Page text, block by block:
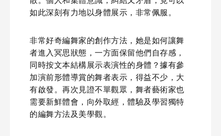
如此深刻有力地以身體展示，非常佩服。
非常好奇編舞家的創作方法，她是如何讓舞
者進入冥思狀態，一方面保留他們自存感，
同時按文本結構展示表演性的身體？據有參
加演前形體導賞的舞者表示，得益不少，大
有啟發。再次見證不單觀眾，舞者藝術家也
需要新鮮體會，向外取經，體驗及學習獨特
的編舞方法及美學觀。